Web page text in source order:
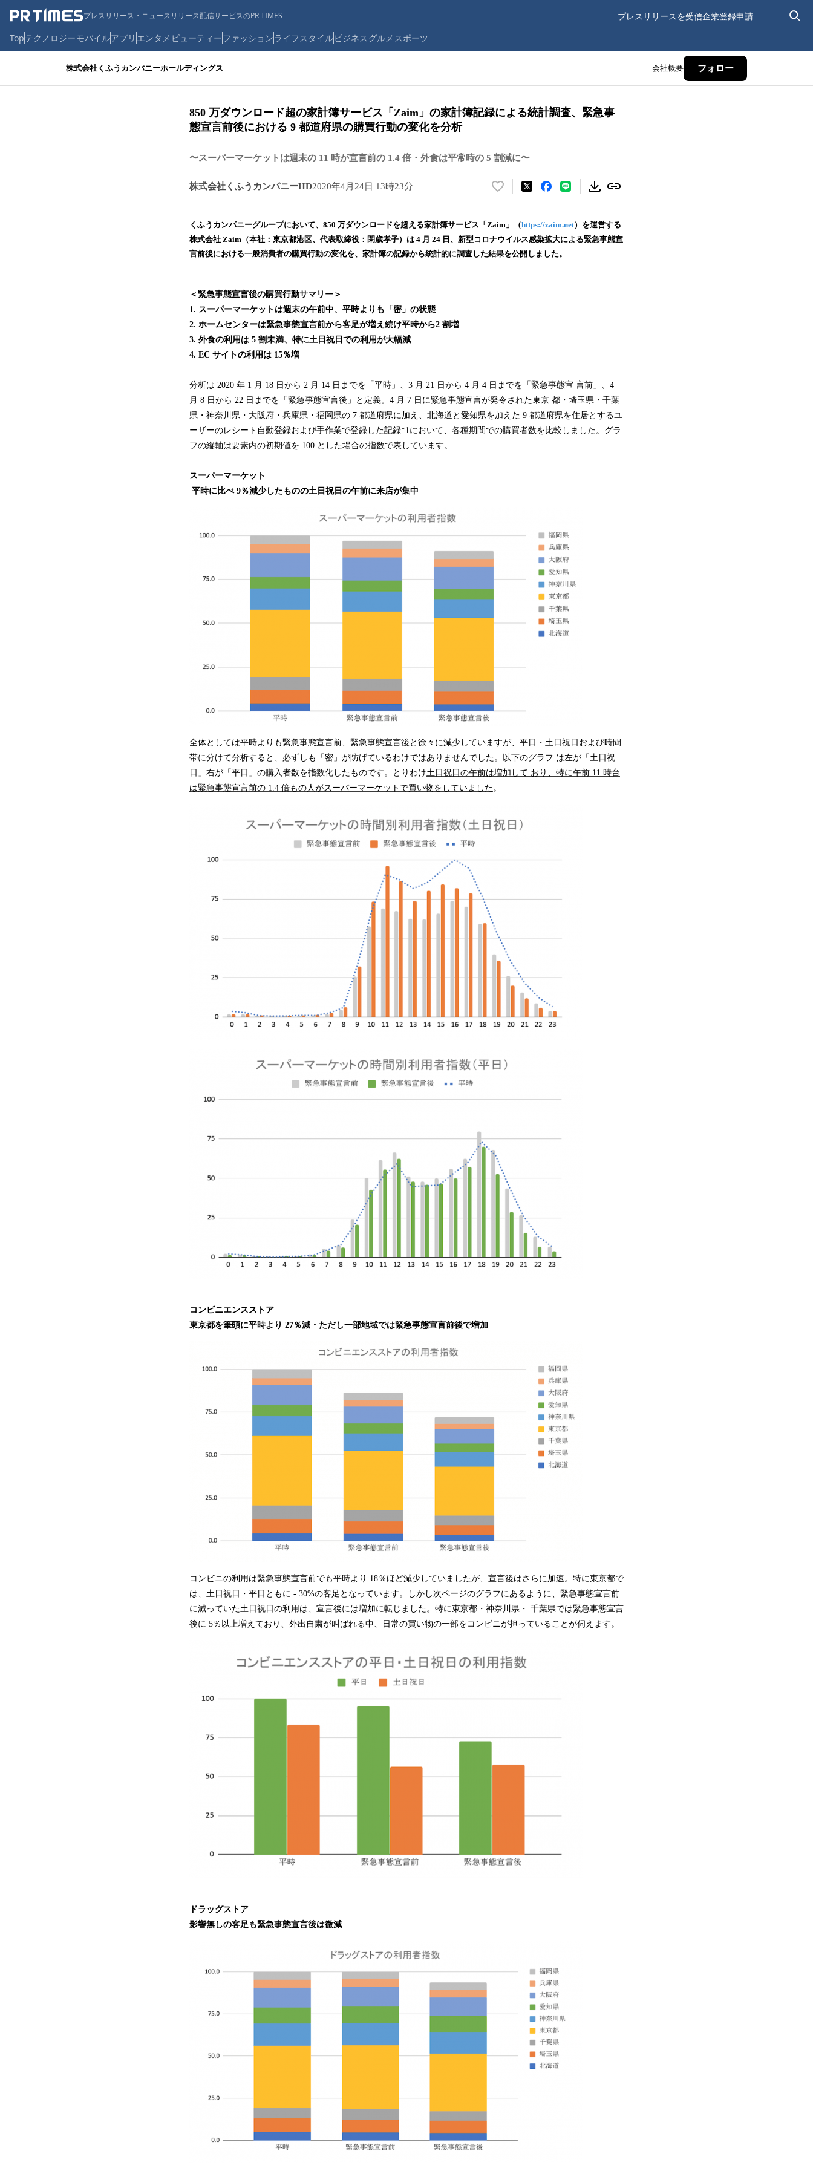
プレスリリース・ニュースリリース配信サービスのPR TIMES プレスリリースを受信企業登録申請
Topテクノロジーモバイルアプリ エンタメ ビューティーファッションライフスタイルビジネス グルメ スポーツ
株式会社くふうカンパニーホールディングス 会社概要 フォロー
850 万ダウンロード超の家計簿サービス「Zaim」の家計簿記録による統計調査、緊急事
態宣言前後における 9 都道府県の購買行動の変化を分析
〜スーパーマーケットは週末の 11 時が宣言前の 1.4 倍・外食は平常時の 5 割減に〜
株式会社くふうカンパニーHD2020年4月24日 13時23分
い
！
数
を
くふうカンパニーグループにおいて、850 万ダウンロードを超える家計簿サービス「Zaim」（https://zaim.net）を運営する
株式会社 Zaim（本社：東京都港区、代表取締役：閑歳孝子）は 4 月 24 日、新型コロナウイルス感染拡大による緊急事態宣
言前後における一般消費者の購買行動の変化を、家計簿の記録から統計的に調査した結果を公開しました。
＜緊急事態宣言後の購買行動サマリー＞
1. スーパーマーケットは週末の午前中、平時よりも「密」の状態
2. ホームセンターは緊急事態宣言前から客足が増え続け平時から2 割増
3. 外食の利用は 5 割未満、特に土日祝日での利用が大幅減
4. EC サイトの利用は 15％増
分析は 2020 年 1 月 18 日から 2 月 14 日までを「平時」、3 月 21 日から 4 月 4 日までを「緊急事態宣 言前」、4
月 8 日から 22 日までを「緊急事態宣言後」と定義。4 月 7 日に緊急事態宣言が発令された東京 都・埼玉県・千葉
県・神奈川県・大阪府・兵庫県・福岡県の 7 都道府県に加え、北海道と愛知県を加えた 9 都道府県を住居とするユ
ーザーのレシート自動登録および手作業で登録した記録*1において、各種期間での購買者数を比較しました。グラ
フの縦軸は要素内の初期値を 100 とした場合の指数で表しています。
スーパーマーケット
平時に比べ 9％減少したものの土日祝日の午前に来店が集中
全体としては平時よりも緊急事態宣言前、緊急事態宣言後と徐々に減少していますが、平日・土日祝日および時間
帯に分けて分析すると、必ずしも「密」が防げているわけではありませんでした。以下のグラフ は左が「土日祝
日」右が「平日」の購入者数を指数化したものです。とりわけ土日祝日の午前は増加して おり、特に午前 11 時台
は緊急事態宣言前の 1.4 倍もの人がスーパーマーケットで買い物をしていました。
コンビニエンスストア
東京都を筆頭に平時より 27％減・ただし一部地域では緊急事態宣言前後で増加
コンビニの利用は緊急事態宣言前でも平時より 18％ほど減少していましたが、宣言後はさらに加速。特に東京都で
は、土日祝日・平日ともに - 30%の客足となっています。しかし次ページのグラフにあるように、緊急事態宣言前
に減っていた土日祝日の利用は、宣言後には増加に転じました。特に東京都・神奈川県・ 千葉県では緊急事態宣言
後に 5％以上増えており、外出自粛が叫ばれる中、日常の買い物の一部をコンビニが担っていることが伺えます。
ドラッグストア
影響無しの客足も緊急事態宣言後は微減